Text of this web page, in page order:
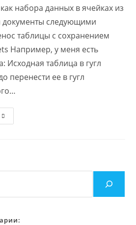
набора данных в ячейках из
документы следующими
таблицы с сохранением
Например, у меня есть
Исходная таблица в гугл
перенести ее в гугл
Из